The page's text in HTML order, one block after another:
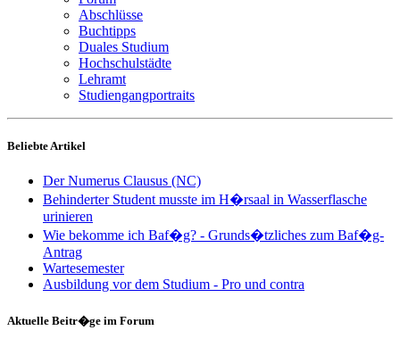
Abschlüsse
Buchtipps
Duales Studium
Hochschulstädte
Lehramt
Studiengangportraits
Beliebte Artikel
Der Numerus Clausus (NC)
Behinderter Student musste im H�rsaal in Wasserflasche
urinieren
Wie bekomme ich Baf�g? - Grunds�tzliches zum Baf�g-
Antrag
Wartesemester
Ausbildung vor dem Studium - Pro und contra
Aktuelle Beitr�ge im Forum